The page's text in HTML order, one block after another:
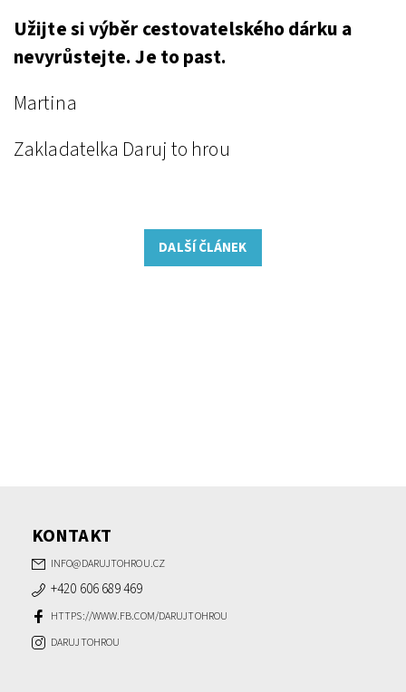
Užijte si výběr cestovatelského dárku a
nevyrůstejte.Je to past.
Martina
Zakladatelka Daruj to hrou
DALŠÍ ČLÁNEK
KONTAKT
INFO@DARUJTOHROU.CZ
+420 606 689 469
HTTPS://WWW.FB.COM/DARUJTOHROU
DARUJTOHROU